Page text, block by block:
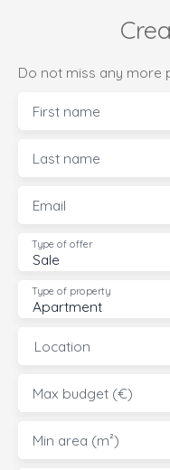
Do not miss any more
First name
Last name
Email
Sale
Type of offer
Apartment
Type of property
Location
Max budget (€)
Min area (m²)